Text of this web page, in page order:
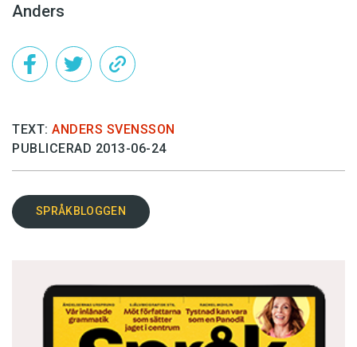
Anders
TEXT: ANDERS SVENSSON
PUBLICERAD 2013-06-24
SPRÅKBLOGGEN